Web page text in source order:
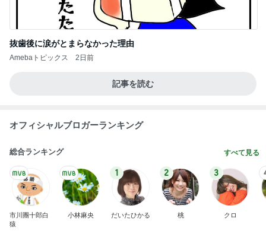
抜歯後に涙がとまらなかった理由
Amebaトピックス 2日前
記事を読む
オフィシャルブロガーランキング
総合ランキング すべて見る
市川團十郎白
猿
小林麻央
1
だいたひかる
2
桃
3
クロ